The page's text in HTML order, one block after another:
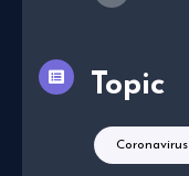
Topic
Coronavirus